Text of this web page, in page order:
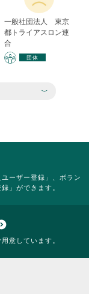
一般社団法人 東京
都トライアスロン連
合
団体
ーザー登録」、ボラン
」ができます。
意しています。